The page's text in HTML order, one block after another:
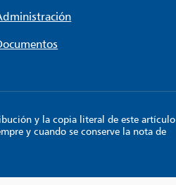
y la copia literal de este artículo
y cuando se conserve la nota de